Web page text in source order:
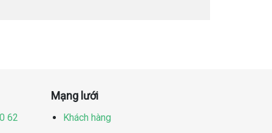
62
Mạng lưới
Khách hàng